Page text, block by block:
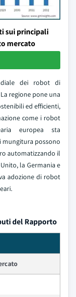
sui principali
mercato
dei robot di
regione pone una
ed efficienti,
come i robot
europea sta
mungitura possono
automatizzando il
la Germania e
adozione di robot
del Rapporto